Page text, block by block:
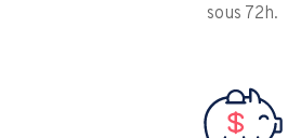
sous 72h.